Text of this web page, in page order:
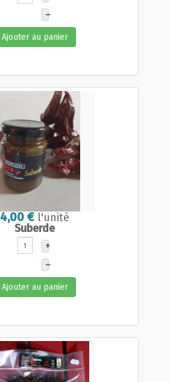
–
Ajouter au panier
4,00 € l'unité
Suberde
+
–
Ajouter au panier